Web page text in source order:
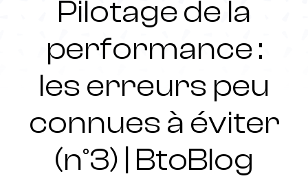
Pilotage de la
performance :
les erreurs peu
connues à éviter
(n°3) | BtoBlog